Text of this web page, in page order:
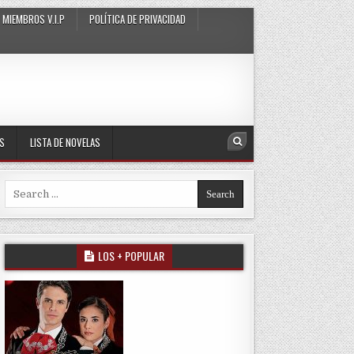
MIEMBROS V.I.P
POLÍTICA DE PRIVACIDAD
LISTA DE NOVELAS Search
Search for:
LOS + POPULAR